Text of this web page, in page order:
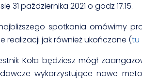
31 października 2021 o godz 17.15.
spotkania omówimy
realizacji jak również ukończone (tu
Koła będziesz mógł
wykorzystujące nowe